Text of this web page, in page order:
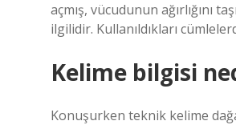
açmış, vücudunun ağırlığını
ilgilidir. Kullanıldıkları
Kelime bilgisi
Konuşurken teknik kelime